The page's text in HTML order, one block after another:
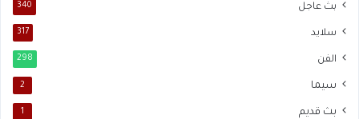
بث عاجل 340
سلايد 317
الفن 298
سيما 2
بث قديم 1